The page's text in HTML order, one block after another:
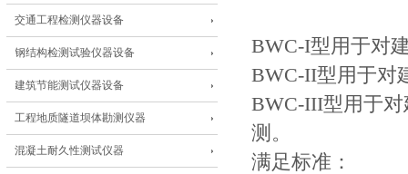
交通工程检测仪器设备
钢结构检测试验仪器设备
建筑节能测试仪器设备
工程地质隧道坝体勘测仪器
混凝土耐久性测试仪器
BWC-I型用于对
BWC-II型用于对
BWC-III型用于
测。
满足标准：